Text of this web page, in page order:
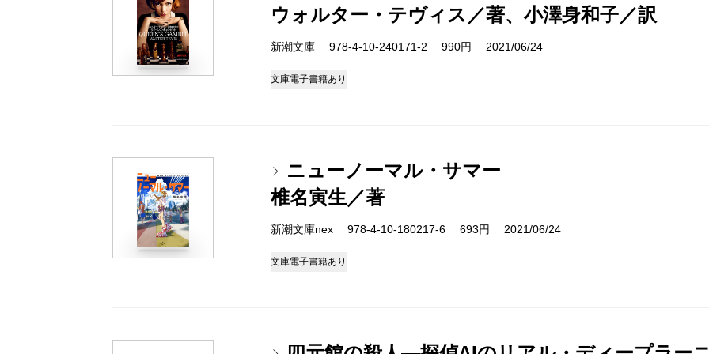
ウォルター・テヴィス／著、小澤身和子／訳
新潮文庫 978-4-10-240171-2 990円 2021/06/24
文庫電子書籍あり
ニューノーマル・サマー
椎名寅生／著
新潮文庫nex 978-4-10-180217-6 693円 2021/06/24
文庫電子書籍あり